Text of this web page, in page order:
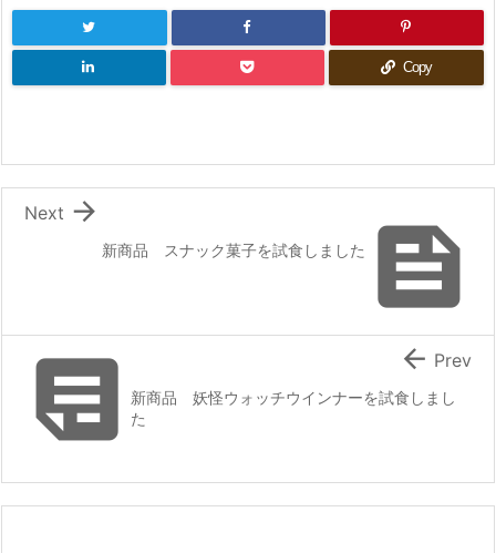
Copy

新商品 スナック菓子を試食しました

Next
新商品 妖怪ウォッチウインナーを試食しまし
た
 Prev